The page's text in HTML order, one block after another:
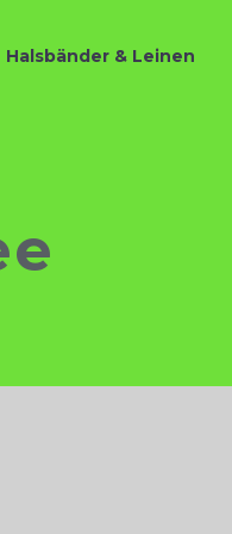
Halsbänder & Leinen